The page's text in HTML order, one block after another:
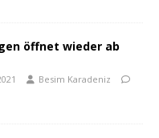
öffnet wieder ab
Besim Karadeniz